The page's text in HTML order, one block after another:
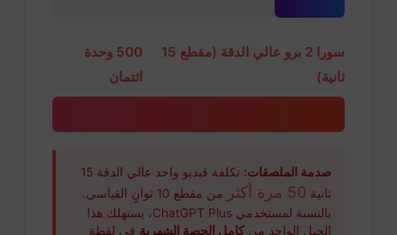
سورا 2 برو عالي الدقة (مقطع 15
ثانية)
500 وحدة
ائتمان
صدمة الملصقات:
تكلفة فيديو واحد عالي الدقة 15
ثانية 50 مرة أكثر
من مقطع 10 ثوانٍ القياسي.
بالنسبة لمستخدمي ChatGPT Plus، يستهلك هذا
الجيل الواحد منكامل الحصة الشهرية في لقطة